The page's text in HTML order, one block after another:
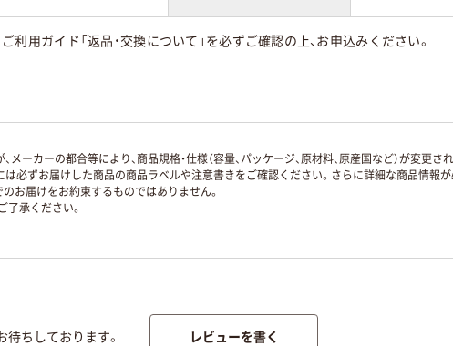
ご利用ガイド「返品・交換について」を必ずご確認の上、お申込みください。
ーカーの都合等により、商品規格・仕様（容量、パッケージ、原材料、原産国など）が変更
必ずお届けした商品の商品ラベルや注意書きをご確認ください。さらに詳細な商品情報が
のお届けをお約束するものではありません。
承ください。
ちしております。 レビューを書く